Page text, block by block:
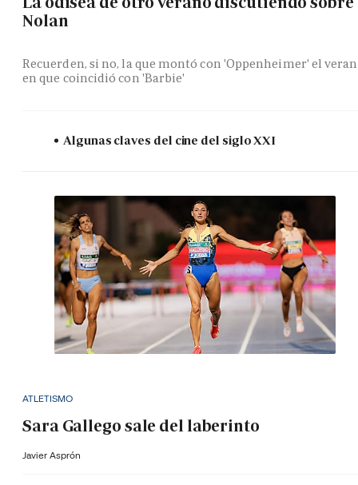
Nolan
Recuerden, si no, la que montó con 'Oppenheimer' el
en que coincidió con 'Barbie'
Algunas claves del cine del siglo XXI
ATLETISMO
Sara Gallego sale del laberinto
Javier Asprón